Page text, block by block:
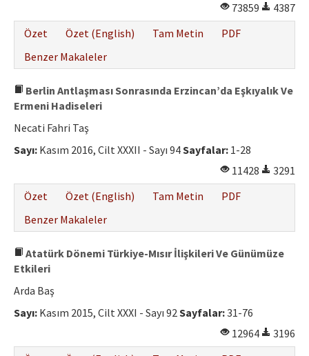
73859
4387
Özet
Özet (English) Tam Metin
PDF
Benzer Makaleler
Berlin Antlaşması Sonrasında Erzincan’da Eşkıyalık Ve
Ermeni Hadiseleri
Necati Fahri Taş
Sayı: Kasım 2016, Cilt XXXII - Sayı 94Sayfalar: 1-28
11428
3291
Özet
Özet (English) Tam Metin
PDF
Benzer Makaleler
Atatürk Dönemi Türkiye-Mısır İlişkileri Ve Günümüze
Etkileri
Arda Baş
Sayı: Kasım 2015, Cilt XXXI - Sayı 92Sayfalar:31-76
12964
3196